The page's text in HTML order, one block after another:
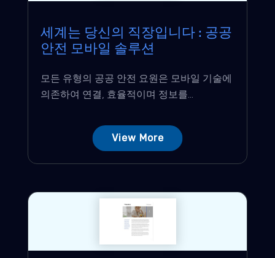
세계는 당신의 직장입니다 : 공공
안전 모바일 솔루션
모든 유형의 공공 안전 요원은 모바일 기술에
의존하여 연결, 효율적이며 정보를...
View More